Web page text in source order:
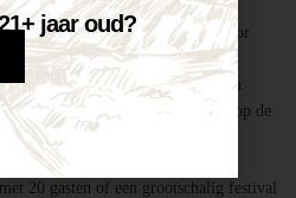
Breda is niet alleen geschikt voor
buurtfeesten,
Dankzij de mobiliteit en
kunnen we moeiteloos inspelen op de
20 gasten of een grootschalig festival
jaar oud?